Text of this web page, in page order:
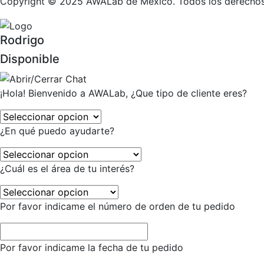
Rodrigo
Disponible
¡Hola! Bienvenido a AWALab, ¿Que tipo de cliente eres?
¿En qué puedo ayudarte?
¿Cuál es el área de tu interés?
Por favor indicame el número de orden de tu pedido
Por favor indicame la fecha de tu pedido